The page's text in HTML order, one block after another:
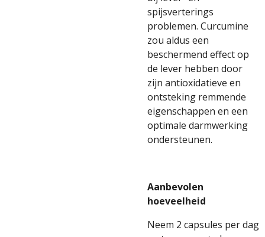
spijsverterings
problemen. Curcumine
zou aldus een
beschermend effect op
de lever hebben door
zijn antioxidatieve en
ontsteking remmende
eigenschappen en een
optimale darmwerking
ondersteunen.
Aanbevolen
hoeveelheid
Neem 2 capsules per dag